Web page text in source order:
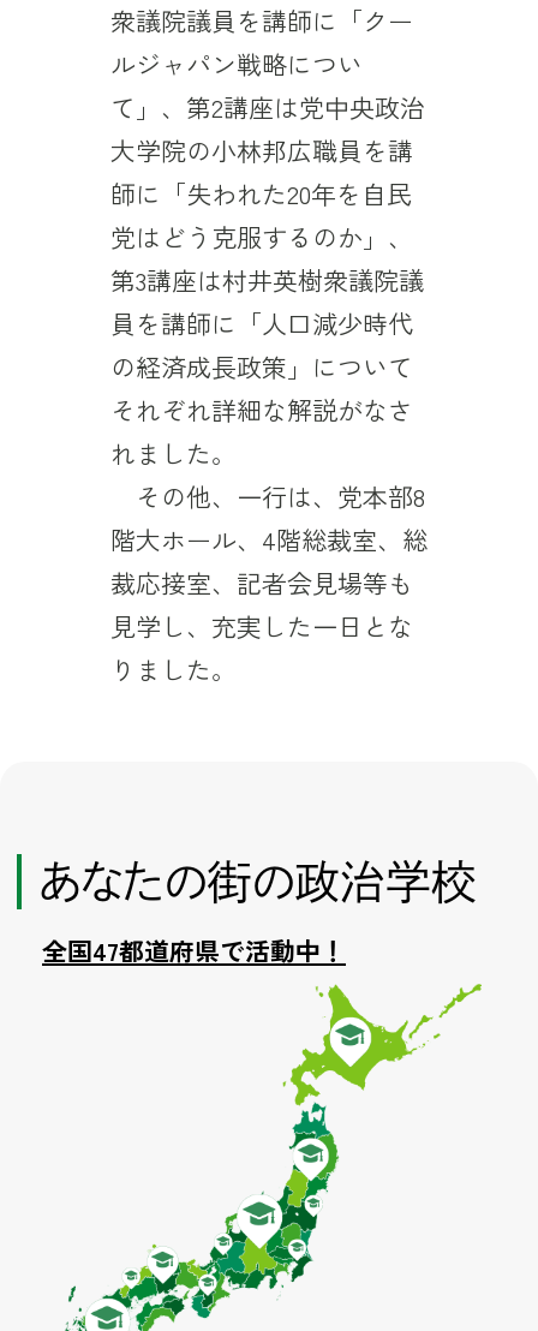
衆議院議員を講師に「クー
ルジャパン戦略につい
て」、第2講座は党中央政治
大学院の小林邦広職員を講
師に「失われた20年を自民
党はどう克服するのか」、
第3講座は村井英樹衆議院議
員を講師に「人口減少時代
の経済成長政策」について
それぞれ詳細な解説がなさ
れました。
その他、一行は、党本部8
階大ホール、4階総裁室、総
裁応接室、記者会見場等も
見学し、充実した一日とな
りました。
あなたの街の政治学校
全国47都道府県で活動中！